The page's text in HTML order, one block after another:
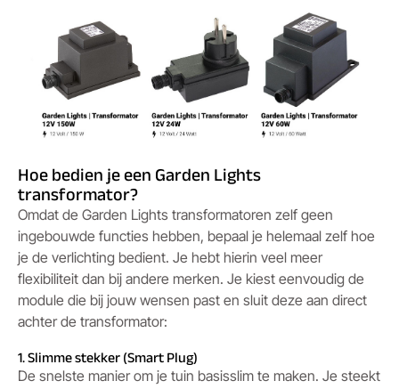
Hoe bedien je een Garden Lights
transformator?
Omdat de Garden Lights transformatoren zelf geen
ingebouwde functies hebben, bepaal je helemaal zelf hoe
je de verlichting bedient. Je hebt hierin veel meer
flexibiliteit dan bij andere merken. Je kiest eenvoudig de
module die bij jouw wensen past en sluit deze aan direct
achter de transformator:
1. Slimme stekker (Smart Plug)
De snelste manier om je tuin basisslim te maken. Je steekt